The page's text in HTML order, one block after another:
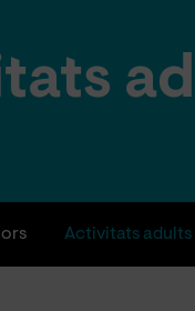
Activitats adults